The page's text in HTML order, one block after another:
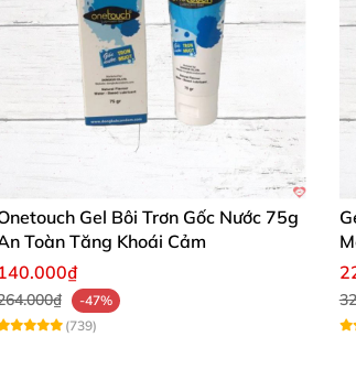
Gel Bôi Trơn Gốc Nước 75g
Toàn Tăng Khoái Cảm
140.000₫
-47%
(739)